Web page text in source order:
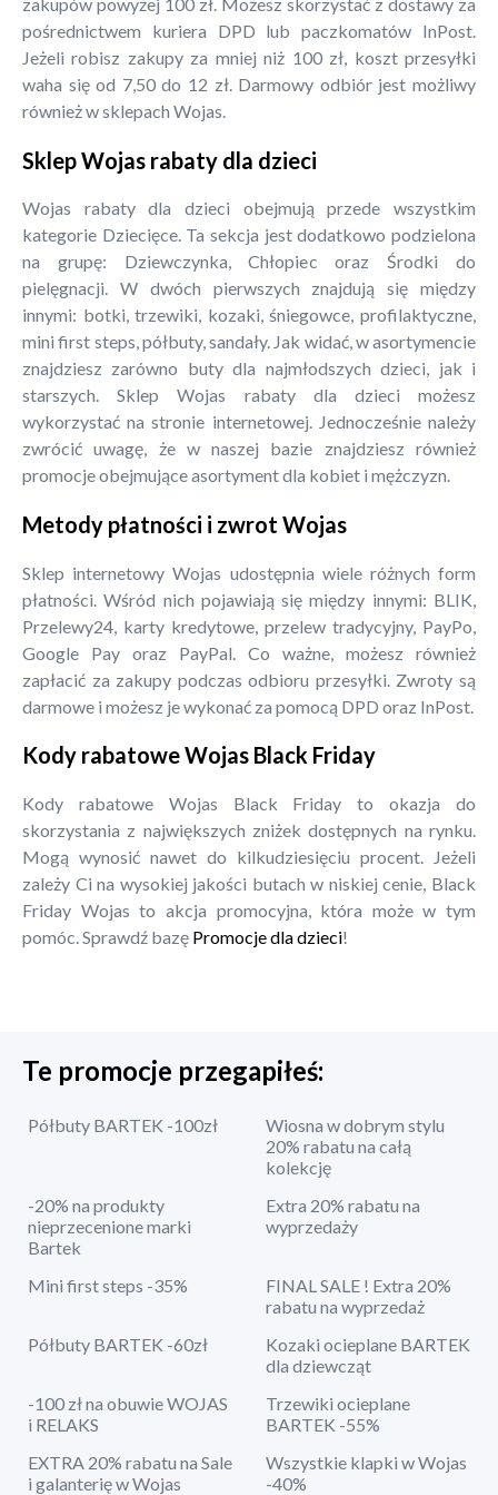
pośrednictwem kuriera DPD lub paczkomatów InPost.
Jeżeli robisz zakupy za mniej niż 100 zł, koszt przesyłki
waha się od 7,50 do 12 zł. Darmowy odbiór jest możliwy
również w sklepach Wojas.
Sklep Wojas rabaty dla dzieci
Wojas rabaty dla dzieci obejmują przede wszystkim
kategorie Dziecięce. Ta sekcja jest dodatkowo podzielona
na grupę: Dziewczynka, Chłopiec oraz Środki do
pielęgnacji. W dwóch pierwszych znajdują się między
innymi: botki, trzewiki, kozaki, śniegowce, profilaktyczne,
mini first steps, półbuty, sandały. Jak widać, w asortymencie
znajdziesz zarówno buty dla najmłodszych dzieci, jak i
starszych. Sklep Wojas rabaty dla dzieci możesz
wykorzystać na stronie internetowej. Jednocześnie należy
zwrócić uwagę, że w naszej bazie znajdziesz również
promocje obejmujące asortyment dla kobiet i mężczyzn.
Metody płatności i zwrot Wojas
Sklep internetowy Wojas udostępnia wiele różnych form
płatności. Wśród nich pojawiają się między innymi: BLIK,
Przelewy24, karty kredytowe, przelew tradycyjny, PayPo,
Google Pay oraz PayPal. Co ważne, możesz również
zapłacić za zakupy podczas odbioru przesyłki. Zwroty są
darmowe i możesz je wykonać za pomocą DPD oraz InPost.
Kody rabatowe Wojas Black Friday
Kody rabatowe Wojas Black Friday to okazja do
skorzystania z największych zniżek dostępnych na rynku.
Mogą wynosić nawet do kilkudziesięciu procent. Jeżeli
zależy Ci na wysokiej jakości butach w niskiej cenie, Black
Friday Wojas to akcja promocyjna, która może w tym
pomóc. Sprawdź bazę Promocje dla dzieci!
Te promocje przegapiłeś:
Półbuty BARTEK -100zł
Wiosna w dobrym stylu
20% rabatu na całą
kolekcję
-20% na produkty
nieprzecenione marki
Bartek
Extra 20% rabatu na
wyprzedaży
Mini first steps -35%
FINAL SALE ! Extra 20%
rabatu na wyprzedaż
Półbuty BARTEK -60zł
Kozaki ocieplane BARTEK
dla dziewcząt
-100 zł na obuwie WOJAS
i RELAKS
Trzewiki ocieplane
BARTEK -55%
EXTRA 20% rabatu na Sale
i galanterię w Wojas
Wszystkie klapki w Wojas
-40%